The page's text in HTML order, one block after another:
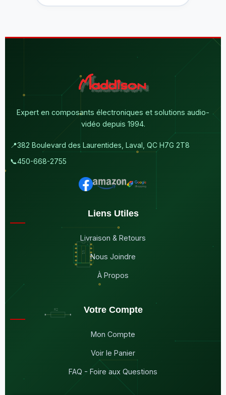
Expert en composants électroniques et solutions audio-
vidéo depuis 1994.
📍382 Boulevard des Laurentides, Laval, QC H7G 2T8
📞450-668-2755
Liens Utiles
Livraison & Retours
Nous Joindre
À Propos
Votre Compte
Mon Compte
Voir le Panier
FAQ - Foire aux Questions